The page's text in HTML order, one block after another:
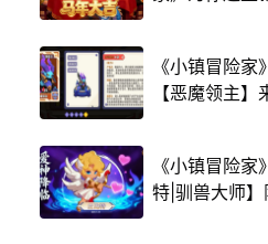
《小镇冒险家
【恶魔领主】
《小镇冒险家
特|驯兽大师